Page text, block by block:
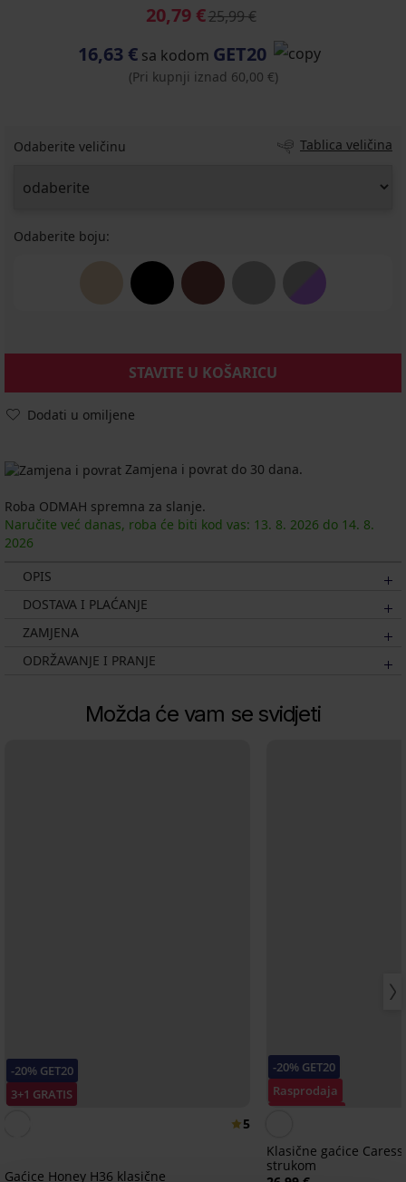
20,79 €25,99 €
16,63 € sa kodom GET20
(Pri kupnji iznad 60,00 €)
Odaberite veličinu Tablica veličina
Odaberite boju:
STAVITE U KOŠARICU
Dodati u omiljene
Zamjena i povrat do 30 dana.
Roba ODMAH spremna za slanje.
Naručite već danas, roba će biti kod vas: 13. 8. 2026 do 14. 8.
2026
OPIS
DOSTAVA I PLAĆANJE
ZAMJENA
ODRŽAVANJE I PRANJE
Možda će vam se svidjeti
-20% GET20
3+1 GRATIS
5
Gaćice Honey H36 klasične
-20% GET20
Rasprodaja
Klasične gaćice
strukom